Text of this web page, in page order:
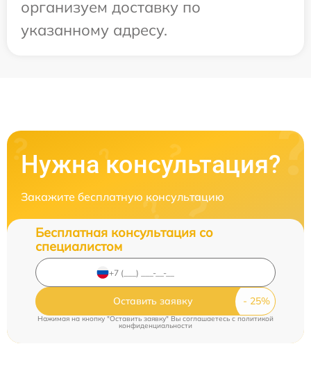
организуем доставку по
указанному адресу.
Нужна консультация?
Закажите бесплатную консультацию
Бесплатная консультация со
специалистом
Оставить заявку
Нажимая на кнопку "Оставить заявку" Вы соглашаетесь cполитикой
конфиденциальности